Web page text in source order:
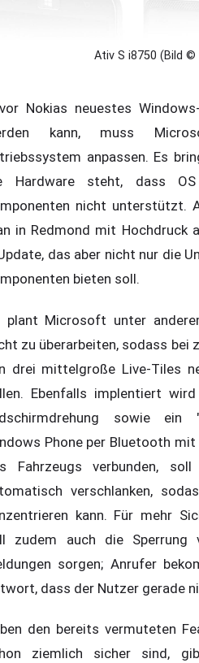
Ativ S i8750 (Bild ©
Nokias neuestes
kann, muss
anpassen. Es
Hardware steht, dass
nicht unterstützt.
in Redmond mit Hochdruck
das aber nicht nur die
bieten soll.
plant Microsoft unter
zu überarbeiten, sodass bei
drei mittelgroße Live-Tiles
Ebenfalls implentiert
sowie ein
Phone per Bluetooth
Fahrzeugs verbunden,
verschlanken,
kann. Für mehr
zudem auch die Sperrung
sorgen; Anrufer
dass der Nutzer gerade
den bereits vermuteten
ziemlich sicher sind,